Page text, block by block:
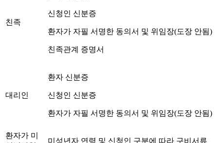
친족
신청인 신분증
환자가 자필 서명한 동의서 및 위임장(도장 안됨)
친족관계 증명서
대리인
환자 신분증
신청인 신분증
환자가 자필 서명한 동의서 및 위임장(도장 안됨)
환자가 미
미성년자 연령 및 신청인 구분에 따라 구비서류